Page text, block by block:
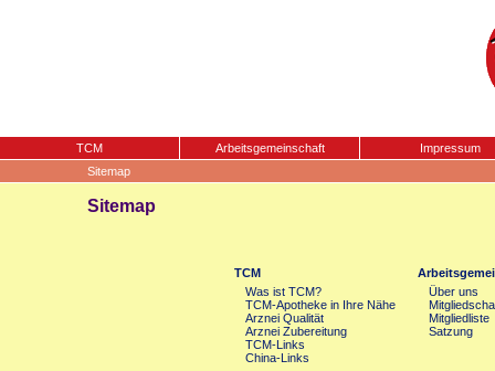
TCM Arbeitsgemeinschaft
Impressum
Sitemap
Sitemap
TCM
Was ist TCM?
TCM-Apotheke in Ihre Nähe
Arznei Qualität
Arznei Zubereitung
TCM-Links
China-Links
Über uns
Mitgliedliste
Satzung